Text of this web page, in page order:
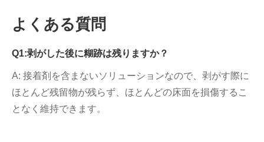
よくある質問
Q1:剥がした後に糊跡は残りますか？
A: 接着剤を含まないソリューションなので、剥がす際に
ほとんど残留物が残らず、ほとんどの床面を損傷するこ
となく維持できます。